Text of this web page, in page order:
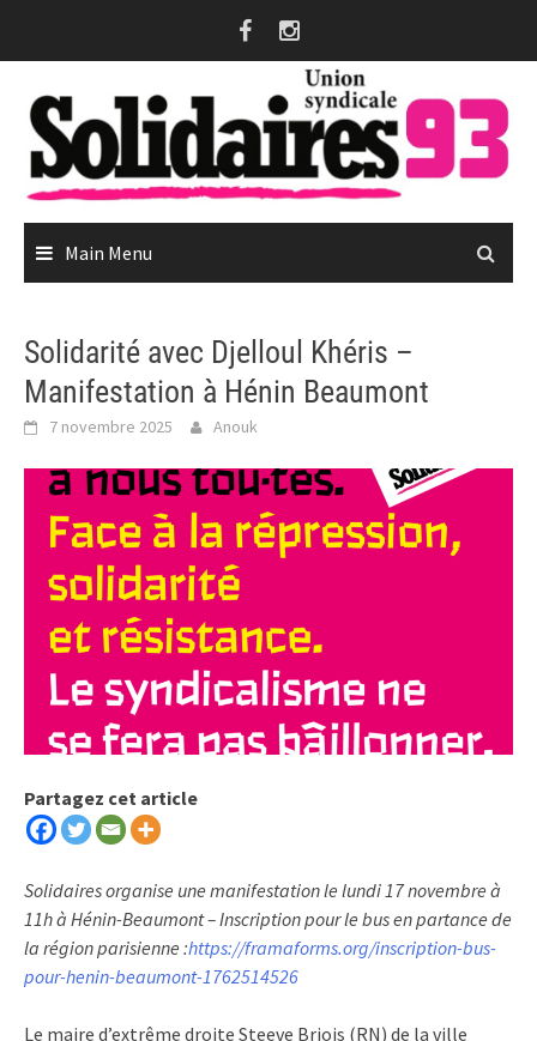
Main Menu
Solidarité avec Djelloul Khéris –
Manifestation à Hénin Beaumont
7 novembre 2025 Anouk
Partagez cet article
Solidaires organise une manifestation le lundi 17 novembre à
11h à Hénin-Beaumont – Inscription pour le bus en partance de
la région parisienne :https://framaforms.org/inscription-bus-
pour-henin-beaumont-1762514526
Le maire d’extrême droite Steeve Briois (RN) de la ville